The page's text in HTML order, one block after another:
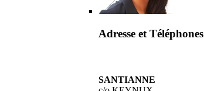
Adresse et Téléphones
SANTIANNE